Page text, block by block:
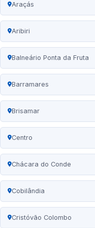
Araçás
Aribiri
Balneário Ponta da Fruta
Barramares
Brisamar
Centro
Chácara do Conde
Cobilândia
Cristóvão Colombo